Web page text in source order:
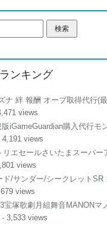
ンキング
ナ 絆 報酬 オーブ取得代行(
views
iGameGuardian購入代行モ
4,191 views
リエセールさいたまスーパー
views
ド/サンダー/シークレットSR
views
宝塚歌劇月組舞音MANONマ
- 3,533 views